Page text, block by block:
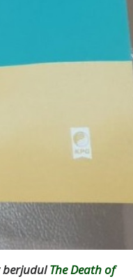
berjudulThe Death of